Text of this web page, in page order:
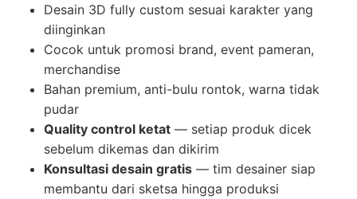
Desain 3D fully custom sesuai karakter yang
diinginkan
Cocok untuk promosi brand, event pameran,
merchandise
Bahan premium, anti-bulu rontok, warna tidak
pudar
Quality control ketat — setiap produk dicek
sebelum dikemas dan dikirim
Konsultasi desain gratis — tim desainer siap
membantu dari sketsa hingga produksi